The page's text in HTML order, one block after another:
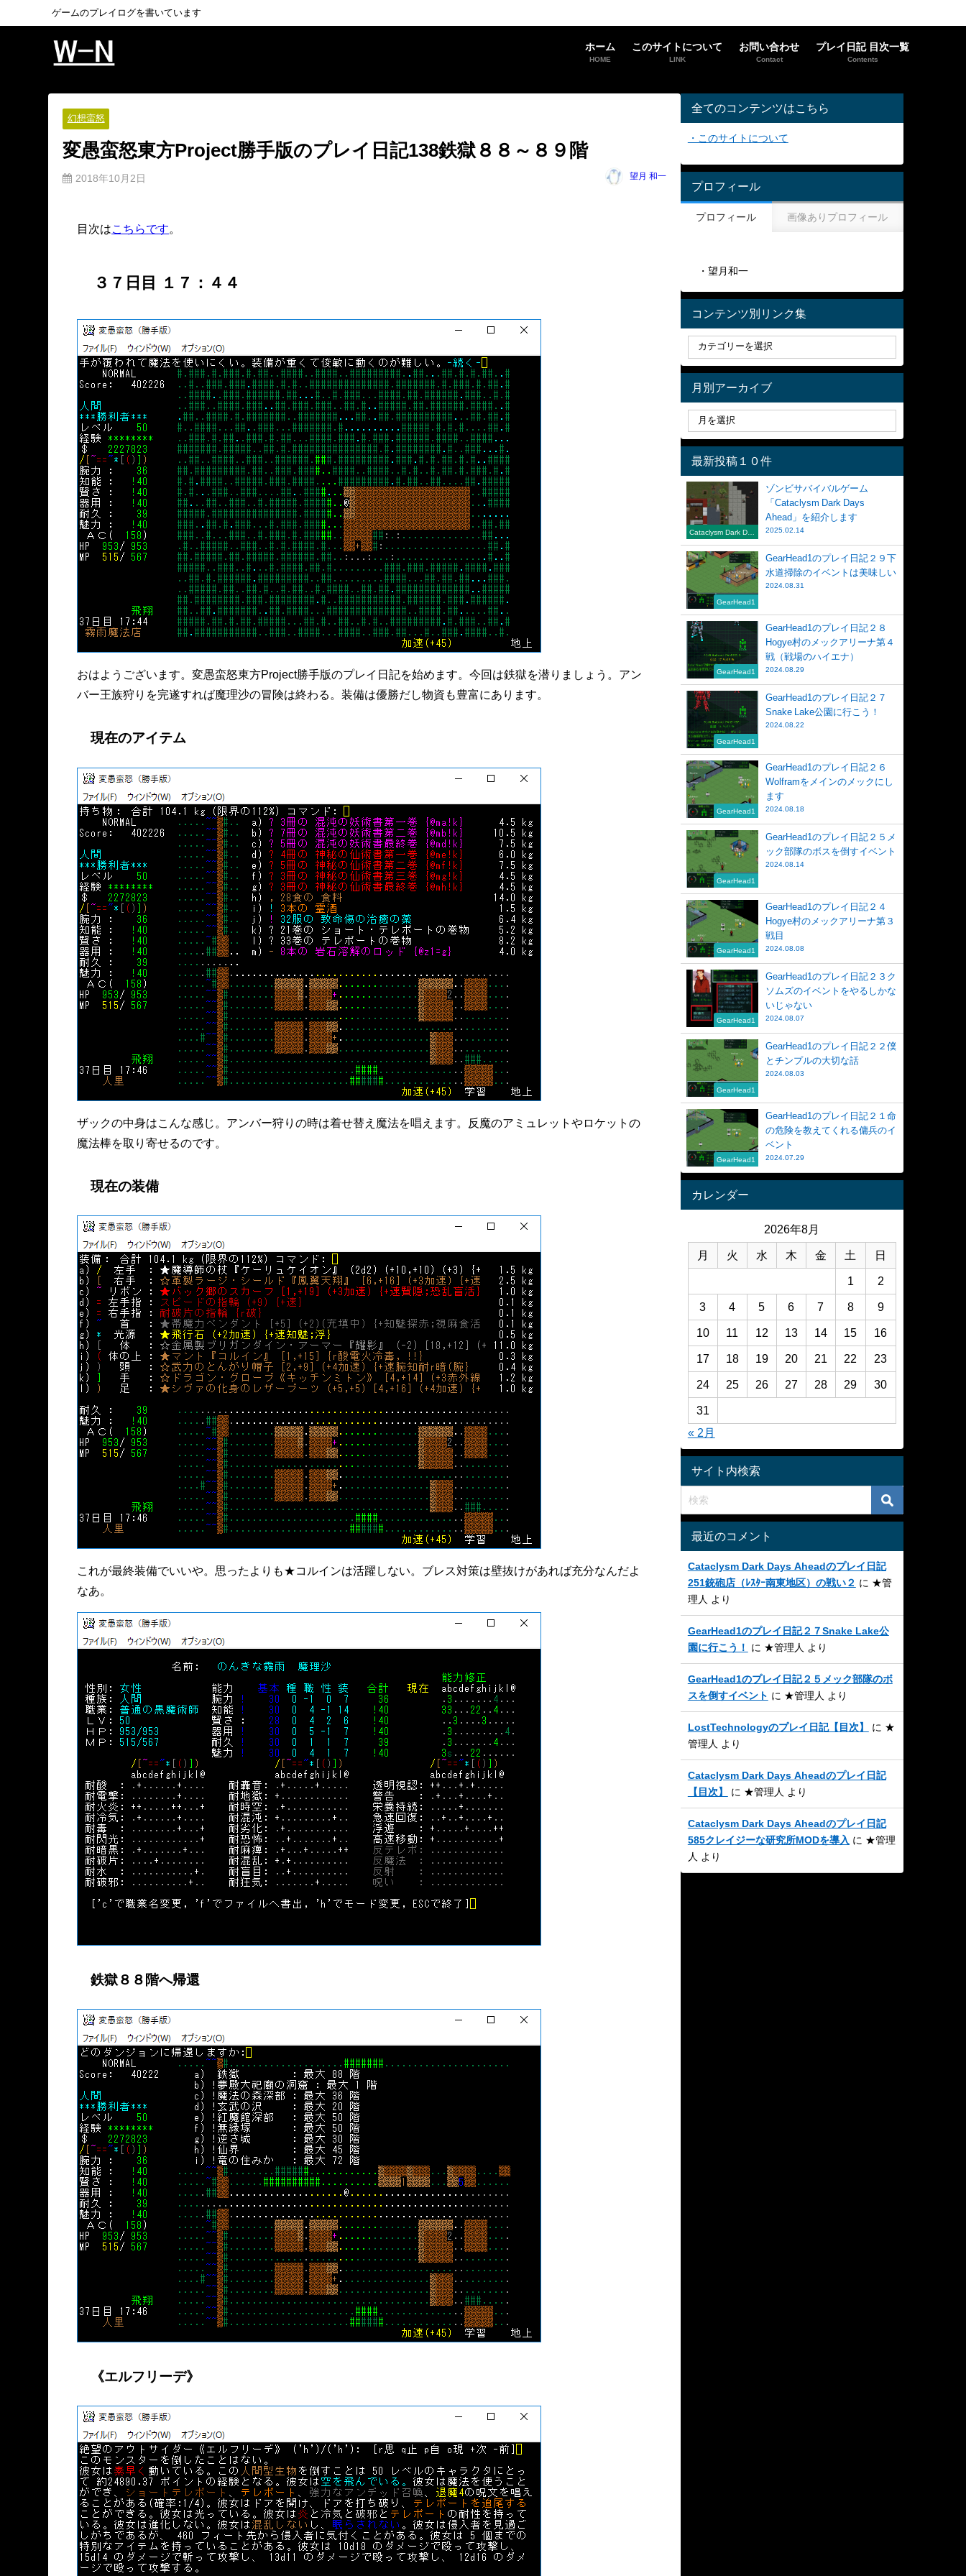
ゲームのプレイログを書いています
ホーム
HOME
このサイトについて
LINK
お問い合わせ
Contact
プレイ日記 目次一覧
Contents
幻想蛮怒
変愚蛮怒東方Project勝手版のプレイ日記138鉄獄８８～８９階
2018年10月2日 望月 和一
目次はこちらです。
３７日目 １７：４４
おはようございます。変愚蛮怒東方Project勝手版のプレイ日記を始めます。今回は鉄獄を潜りましょう。アン
バー王族狩りを完遂すれば魔理沙の冒険は終わる。装備は優勝だし物資も豊富にあります。
現在のアイテム
ザックの中身はこんな感じ。アンバー狩りの時は着せ替え魔法を唱えます。反魔のアミュレットやロケットの
魔法棒を取り寄せるのです。
現在の装備
これが最終装備でいいや。思ったよりも★コルインは活躍しない。ブレス対策は壁抜けがあれば充分なんだよ
なあ。
鉄獄８８階へ帰還
《エルフリーデ》
全てのコンテンツはこちら
・このサイトについて
プロフィール
プロフィール 画像ありプロフィール
・望月和一
コンテンツ別リンク集
月別アーカイブ
最新投稿１０件
Cataclysm Dark Day
s Ahead
ゾンビサバイバルゲーム
「Cataclysm Dark Days
Ahead」を紹介します
2025.02.14
GearHead1
GearHead1のプレイ日記２９下
水道掃除のイベントは美味しい
2024.08.31
GearHead1
GearHead1のプレイ日記２８
Hogye村のメックアリーナ第４
戦（戦場のハイエナ）
2024.08.29
GearHead1
GearHead1のプレイ日記２７
Snake Lake公園に行こう！
2024.08.22
GearHead1
GearHead1のプレイ日記２６
Wolframをメインのメックにし
ます
2024.08.18
GearHead1
GearHead1のプレイ日記２５メ
ック部隊のボスを倒すイベント
2024.08.14
GearHead1
GearHead1のプレイ日記２４
Hogye村のメックアリーナ第３
戦目
2024.08.08
GearHead1
GearHead1のプレイ日記２３ク
ソムズのイベントをやるしかな
いじゃない
2024.08.07
GearHead1
GearHead1のプレイ日記２２僕
とチンプルの大切な話
2024.08.03
GearHead1
GearHead1のプレイ日記２１命
の危険を教えてくれる傭兵のイ
ベント
2024.07.29
カレンダー
2026年8月
月 火 水 木 金 土 日
1 2
3 4 5 6 7 8 9
10 11 12 13 14 15 16
17 18 19 20 21 22 23
24 25 26 27 28 29 30
31
« 2月
サイト内検索
最近のコメント
Cataclysm Dark Days Aheadのプレイ日記
251銃砲店（ﾚｽﾀｰ南東地区）の戦い２ に ★管
理人
より
GearHead1のプレイ日記２７Snake Lake公
園に行こう！
に ★管理人 より
GearHead1のプレイ日記２５メック部隊のボ
スを倒すイベント に ★管理人 より
LostTechnologyのプレイ日記【目次】 に ★
管理人
より
Cataclysm Dark Days Aheadのプレイ日記
【目次】
に ★管理人 より
Cataclysm Dark Days Aheadのプレイ日記
585クレイジーな研究所MODを導入 に ★管理
人
より